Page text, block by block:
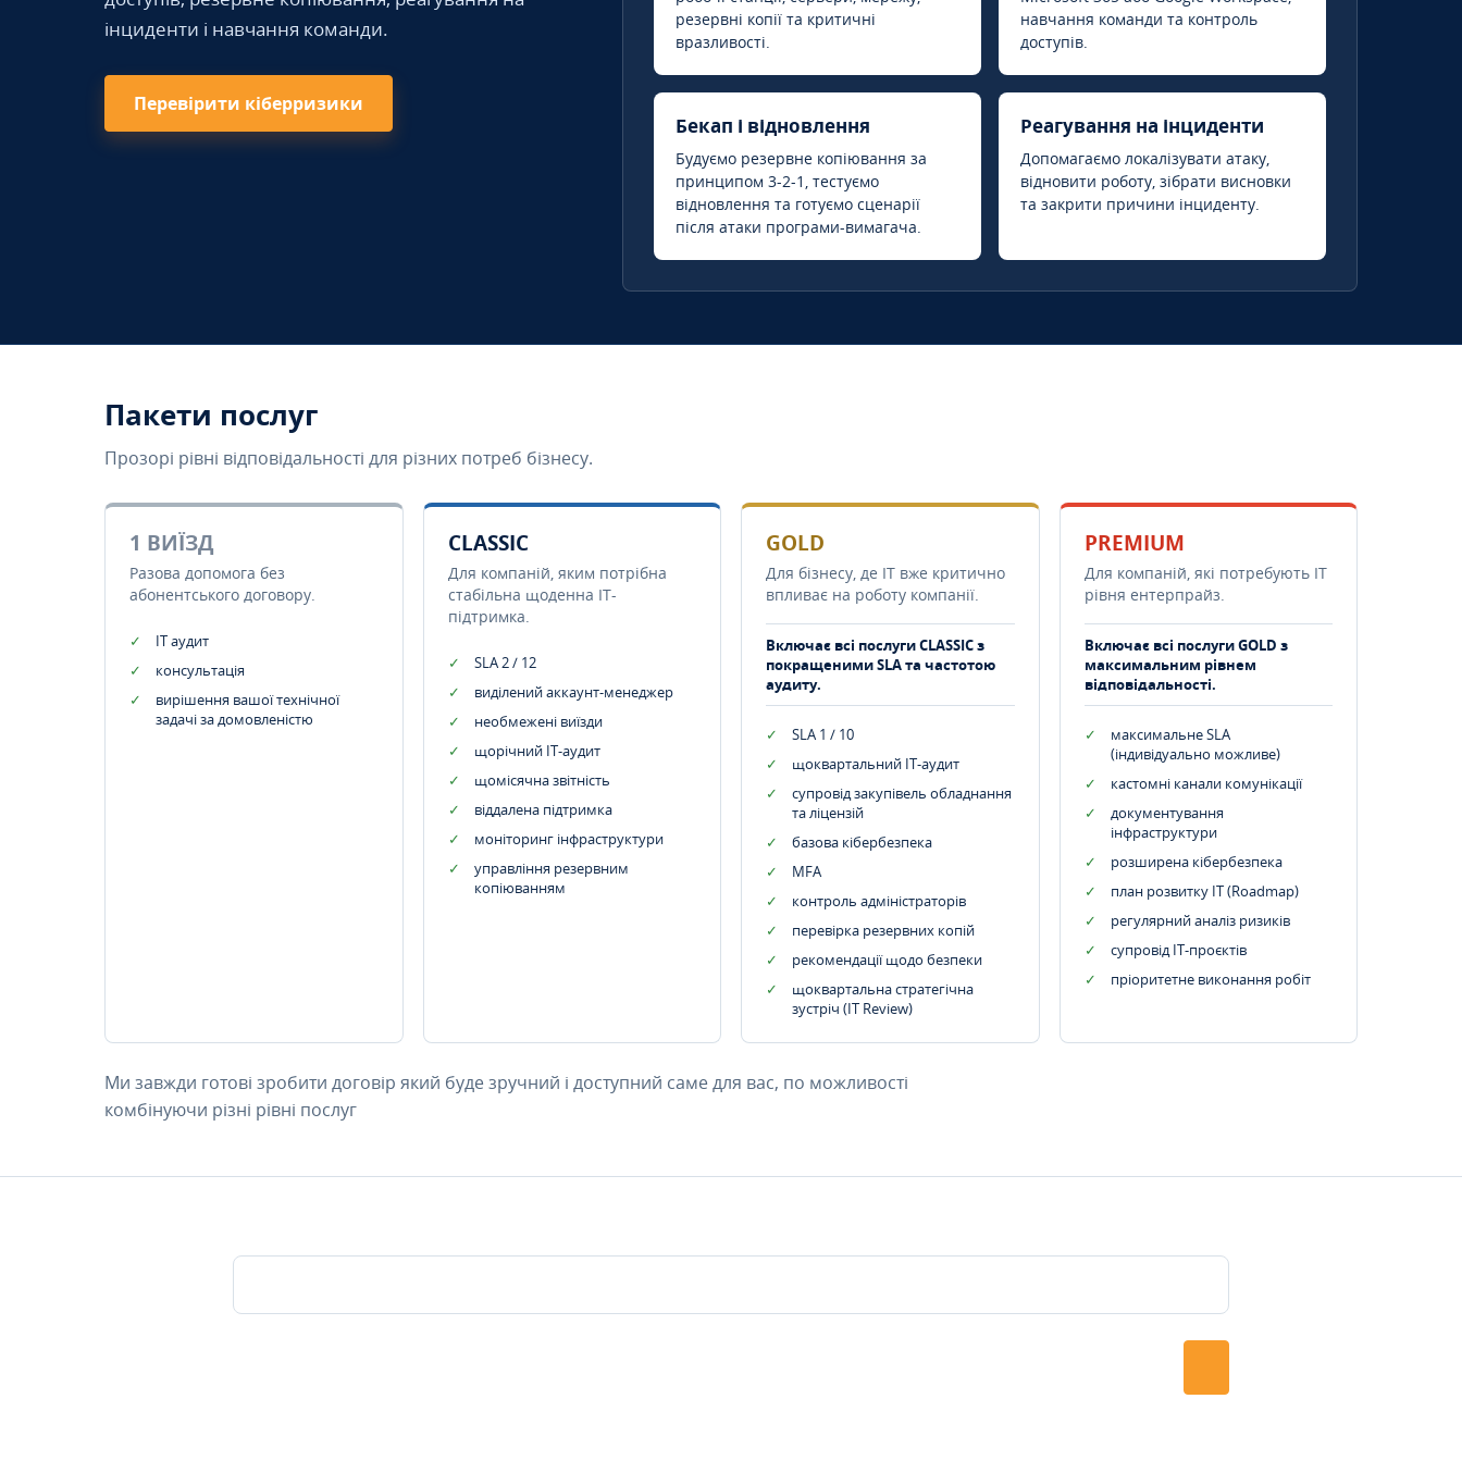
інциденти і навчання команди.
Перевірити кіберризики
резервні копії та критичні
вразливості.
навчання команди та контроль
доступів.
Бекап і відновлення
Будуємо резервне копіювання за
принципом 3-2-1, тестуємо
відновлення та готуємо сценарії
після атаки програми-вимагача.
Реагування на інциденти
Допомагаємо локалізувати атаку,
відновити роботу, зібрати висновки
та закрити причини інциденту.
Пакети послуг
Прозорі рівні відповідальності для різних потреб бізнесу.
1 ВИЇЗД
Разова допомога без
абонентського договору.
IT аудит
консультація
вирішення вашої технічної
задачі за домовленістю
CLASSIC
Для компаній, яким потрібна
стабільна щоденна IT-
підтримка.
SLA 2 / 12
виділений аккаунт-менеджер
необмежені виїзди
щорічний IT-аудит
щомісячна звітність
віддалена підтримка
моніторинг інфраструктури
управління резервним
копіюванням
GOLD
Для бізнесу, де IT вже критично
впливає на роботу компанії.
Включає всі послуги CLASSIC з
покращеними SLA та частотою
аудиту.
SLA 1 / 10
щоквартальний IT-аудит
супровід закупівель обладнання
та ліцензій
базова кібербезпека
MFA
контроль адміністраторів
перевірка резервних копій
рекомендації щодо безпеки
щоквартальна стратегічна
зустріч (IT Review)
PREMIUM
Для компаній, які потребують ІТ
рівня ентерпрайз.
Включає всі послуги GOLD з
максимальним рівнем
відповідальності.
максимальне SLA
(індивідуально можливе)
кастомні канали комунікації
документування
інфраструктури
розширена кібербезпека
план розвитку IT (Roadmap)
регулярний аналіз ризиків
супровід ІТ-проєктів
пріоритетне виконання робіт
Ми завжди готові зробити договір який буде зручний і доступний саме для вас, по можливості
комбінуючи різні рівні послуг